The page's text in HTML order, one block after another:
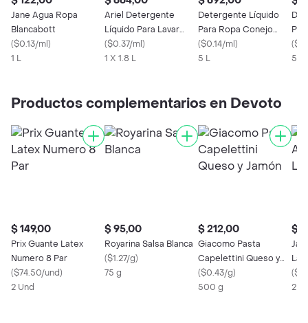
Jane Agua Ropa
Blancabott
($0.13/ml)
1 L
Ariel Detergente
Líquido Para Lavar
Ropa Blanca y de
Color
($0.37/ml)
1 X 1.8 L
Detergente Líquido
Para Ropa Conejo
Fresh
($0.14/ml)
5 L
(
5 L
Productos complementarios en Devoto
$ 149,00
Prix Guante Latex
Numero 8 Par
($74.50/und)
2 Und
$ 95,00
Royarina Salsa Blanca
($1.27/g)
75 g
$ 212,00
Giacomo Pasta
Capelettini Queso y
Jamón
($0.43/g)
500 g
$
(
2 L